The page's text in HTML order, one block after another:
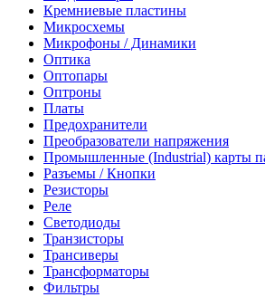
Кремниевые пластины
Микросхемы
Микрофоны / Динамики
Оптика
Оптопары
Оптроны
Платы
Предохранители
Преобразователи напряжения
Промышленные (Industrial) карты
Разъемы / Кнопки
Резисторы
Реле
Светодиоды
Транзисторы
Трансиверы
Трансформаторы
Фильтры